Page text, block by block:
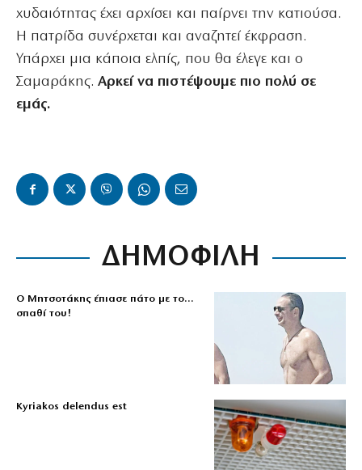
χυδαιότητας έχει αρχίσει και παίρνει την κατιούσα.
Η πατρίδα συνέρχεται και αναζητεί έκφραση.
Υπάρχει μια κάποια ελπίς, που θα έλεγε και ο
Σαμαράκης. Αρκεί να πιστέψουμε πιο πολύ σε
εμάς.
ΔΗΜΟΦΙΛΗ
Ο Μητσοτάκης έπιασε πάτο με το…
σπαθί του!
Kyriakos delendus est